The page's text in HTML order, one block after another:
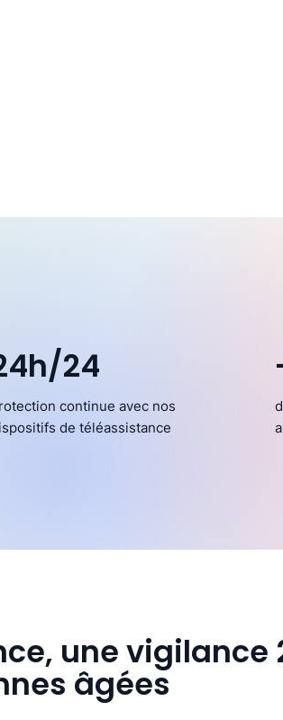
24
continue avec nos
de téléassistance
une vigilance
âgées